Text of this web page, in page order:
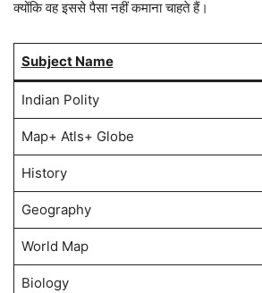
क्योंकि वह इससे पैसा नहीं कमाना चाहते हैं।
Subject Name
Indian Polity
Map+ Atls+ Globe
History
Geography
World Map
Biology